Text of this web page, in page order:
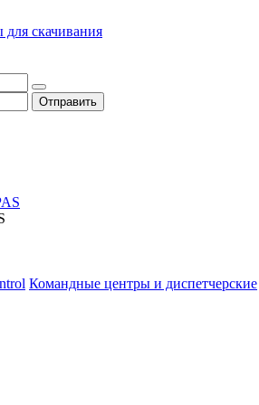
скачивания
Командные центры и диспетчерские